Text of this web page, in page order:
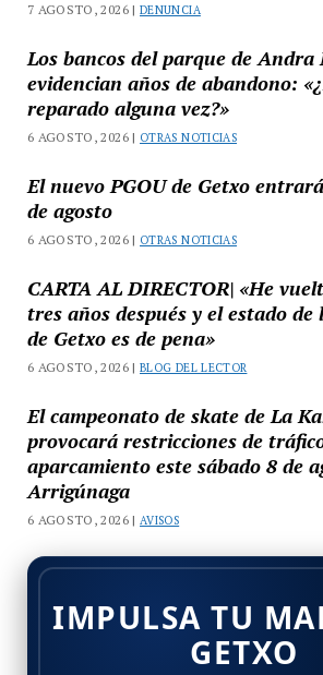
7 AGOSTO, 2026 |DENUNCIA
Los bancos del parque de
evidencian años de abandono:
reparado alguna vez?»
6 AGOSTO, 2026 | OTRAS NOTICIAS
El nuevo PGOU de Getxo
de agosto
6 AGOSTO, 2026 | OTRAS NOTICIAS
CARTA AL DIRECTOR| «He
tres años después y el estado
de Getxo es de pena»
6 AGOSTO, 2026 |BLOG DEL LECTOR
El campeonato de skate de La
provocará restricciones de
aparcamiento este sábado 8 de
Arrigúnaga
6 AGOSTO, 2026 |AVISOS
IMPULSA TU
GETXO